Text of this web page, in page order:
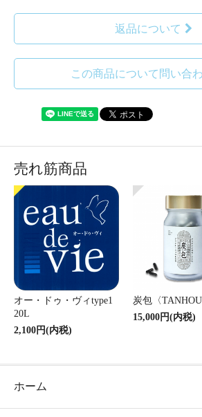
返品について
この商品について問い合
売れ筋商品
オー・ドゥ・ヴィtype1
20L
2,100円(内税)
炭包〈TANHOU
15,000円(内税)
ホーム